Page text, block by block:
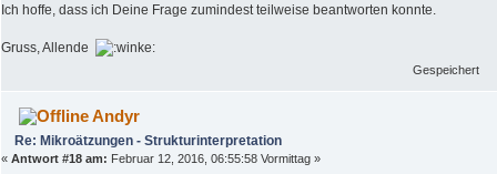
Ich hoffe, dass ich Deine Frage zumindest teilweise beantworten konnte.
Gruss, Allende
Gespeichert
Andyr
Re: Mikroätzungen - Strukturinterpretation
« Antwort #18 am: Februar 12, 2016, 06:55:58 Vormittag »